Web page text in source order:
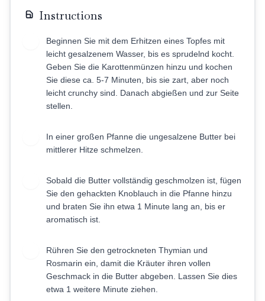
Instructions
Beginnen Sie mit dem Erhitzen eines Topfes mit
leicht gesalzenem Wasser, bis es sprudelnd kocht.
Geben Sie die Karottenmünzen hinzu und kochen
Sie diese ca. 5-7 Minuten, bis sie zart, aber noch
leicht crunchy sind. Danach abgießen und zur Seite
stellen.
In einer großen Pfanne die ungesalzene Butter bei
mittlerer Hitze schmelzen.
Sobald die Butter vollständig geschmolzen ist, fügen
Sie den gehackten Knoblauch in die Pfanne hinzu
und braten Sie ihn etwa 1 Minute lang an, bis er
aromatisch ist.
Rühren Sie den getrockneten Thymian und
Rosmarin ein, damit die Kräuter ihren vollen
Geschmack in die Butter abgeben. Lassen Sie dies
etwa 1 weitere Minute ziehen.